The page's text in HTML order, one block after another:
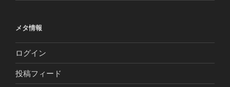
メタ情報
ログイン
投稿フィード